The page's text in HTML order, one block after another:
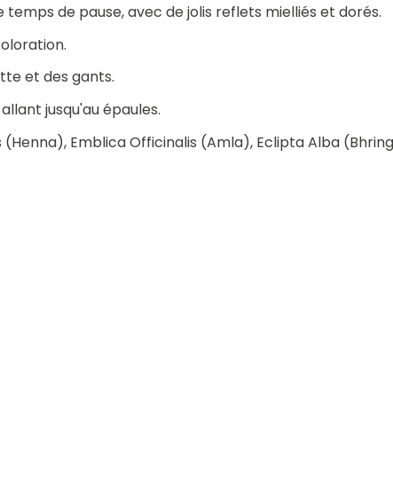
de pause, avec de jolis reflets mielliés et dorés.
et des gants.
jusqu'au épaules.
Emblica Officinalis (Amla), Eclipta Alba